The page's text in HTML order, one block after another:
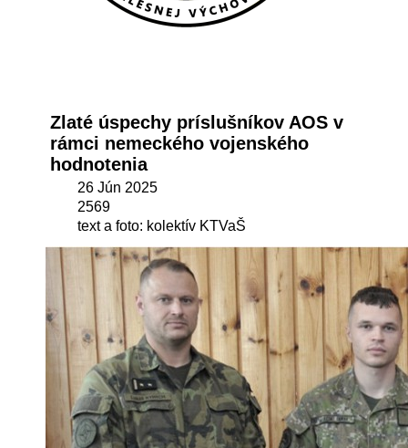
Zlaté úspechy príslušníkov AOS v
rámci nemeckého vojenského
hodnotenia
26 Jún 2025
2569
text a foto: kolektív KTVaŠ